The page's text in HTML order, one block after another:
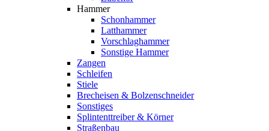
Hammer
Schonhammer
Latthammer
Vorschlaghammer
Sonstige Hammer
Zangen
Schleifen
Stiele
Brecheisen & Bolzenschneider
Sonstiges
Splintenttreiber & Körner
Straßenbau